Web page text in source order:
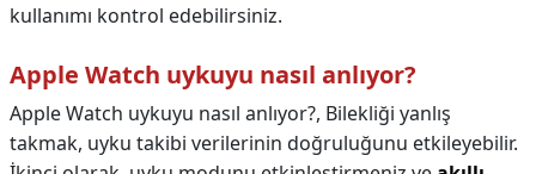
kullanımı kontrol edebilirsiniz.
Apple Watch uykuyu nasıl anlıyor?
Apple Watch uykuyu nasıl anlıyor?, Bilekliği yanlış
takmak, uyku takibi verilerinin doğruluğunu etkileyebilir.